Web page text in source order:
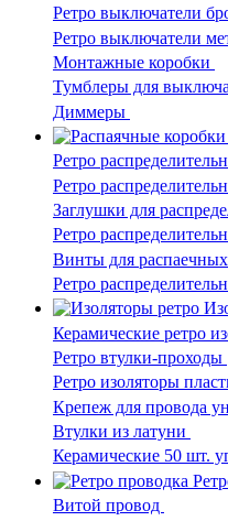
Ретро выключатели
Ретро выключатели
Монтажные коробки
Тумблеры для
Диммеры
Ретро
Ретро
Заглушки для
Ретро
Винты для
Ретро
Керамические ретро
Ретро втулки-проходы
Ретро изоляторы
Крепеж для провода
Втулки из латуни
Керамические 50 шт.
Витой провод